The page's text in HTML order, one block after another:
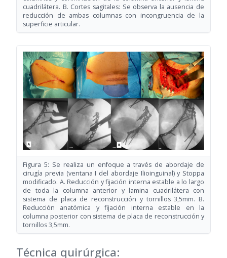
cuadrilátera. B. Cortes sagitales: Se observa la ausencia de
reducción de ambas columnas con incongruencia de la
superficie articular.
Figura 5: Se realiza un enfoque a través de abordaje de
cirugía previa (ventana I del abordaje Ilioinguinal) y Stoppa
modificado. A. Reducción y fijación interna estable a lo largo
de toda la columna anterior y lamina cuadrilátera con
sistema de placa de reconstrucción y tornillos 3,5mm. B.
Reducción anatómica y fijación interna estable en la
columna posterior con sistema de placa de reconstrucción y
tornillos 3,5mm.
Técnica quirúrgica: